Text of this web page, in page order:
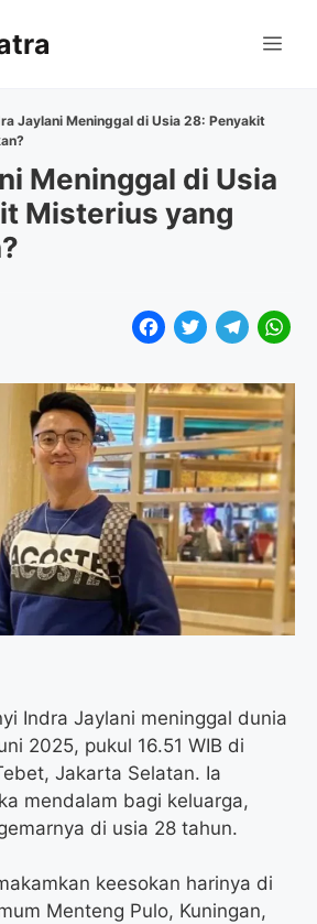
Jaylani Meninggal di Usia 28: Penyakit
Meninggal di Usia
Misterius yang
F
c
e
b
o
o
T
i
t
t
e
r
T
l
e
g
r
a
m
W
a
t
s
A
p
p
Indra Jaylani meninggal dunia
2025, pukul 16.51 WIB di
Jakarta Selatan. Ia
mendalam bagi keluarga,
di usia 28 tahun.
keesokan harinya di
Menteng Pulo, Kuningan,